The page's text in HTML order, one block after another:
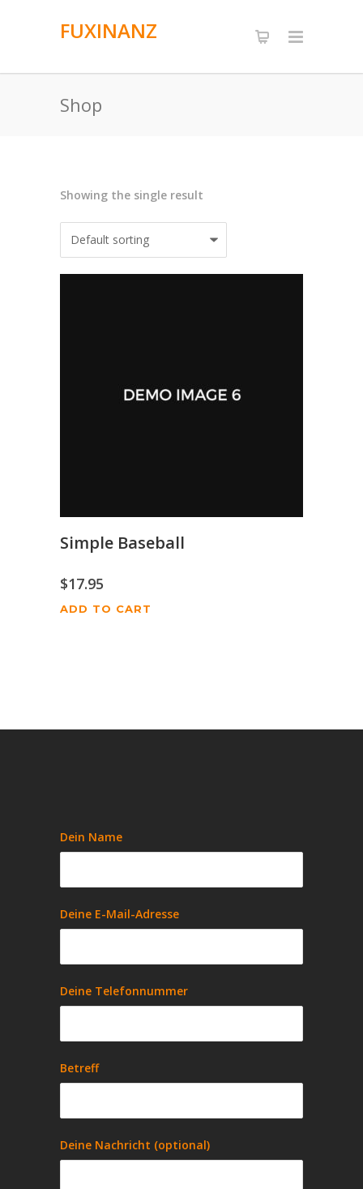
FUXINANZ
Shop
Showing the single result
Simple Baseball
$17.95
ADD TO CART
Dein Name
Deine E-Mail-Adresse
Deine Telefonnummer
Betreff
Deine Nachricht (optional)